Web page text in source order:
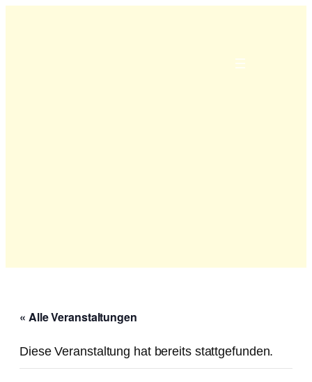
« Alle Veranstaltungen
Diese Veranstaltung hat bereits stattgefunden.